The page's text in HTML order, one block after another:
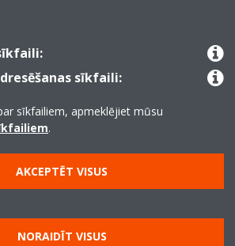
sīkfaili:
sīkfailiem, apmeklējiet mūsu
.
AKCEPTĒT VISUS
NORAIDĪT VISUS